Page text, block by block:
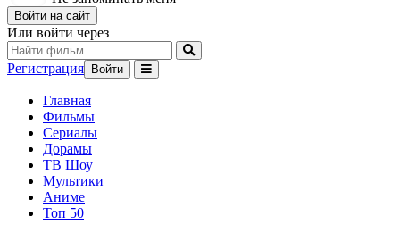
Войти на сайт
Или войти через
Регистрация Войти
Главная
Фильмы
Сериалы
Дорамы
ТВ Шоу
Мультики
Аниме
Топ 50